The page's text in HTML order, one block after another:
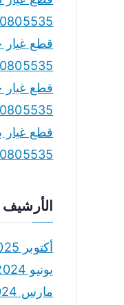
50805535 أصلية مع
50805535 الأصلية
50805535 تركيب
50805535 سكراب بايك
الأرشيف
أكتوبر 2025
يونيو 2024
مارس 2024